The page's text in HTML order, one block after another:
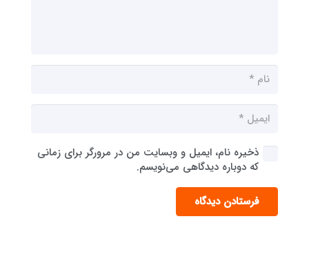
ذخیره نام، ایمیل و وبسایت من در مرورگر برای زمانی
که دوباره دیدگاهی می‌نویسم.
فرستادن دیدگاه